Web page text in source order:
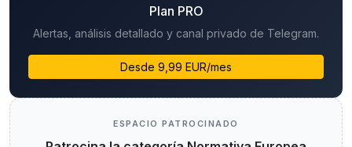
Plan PRO
Alertas, análisis detallado y canal privado de Telegram.
Desde 9,99 EUR/mes
ESPACIO PATROCINADO